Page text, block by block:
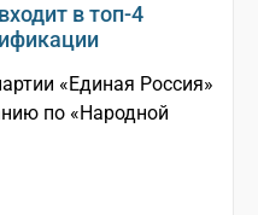
в топ-4
«Единая Россия»
по «Народной